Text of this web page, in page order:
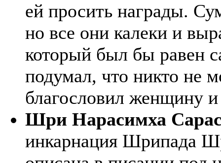
ей просить награды.
но все они калеки и
который был бы равен
подумал, что никто не
благословил женщину
Шри Нарасимха
инкарнация Шрипада